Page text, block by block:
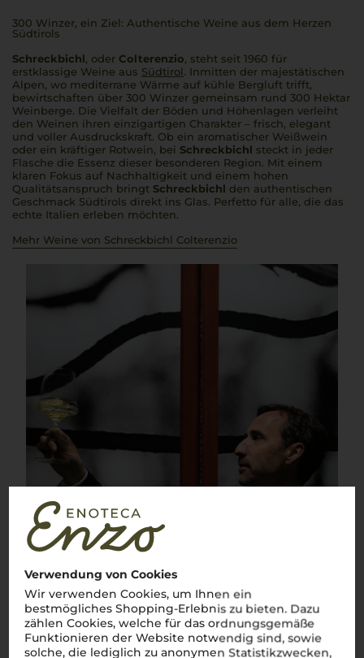
Verwendung von Cookies
Wir verwenden Cookies, um Ihnen ein
bestmögliches Shopping-Erlebnis zu bieten. Dazu
zählen Cookies, welche für das ordnungsgemäße
Funktionieren der Website notwendig sind, sowie
solche, die lediglich zu anonymen Statistikzwecken,
300 Winzer, ein Ziel: Authentische Weine aus dem Herzen
Südtirols
Schreckbichl, oder Colterenzio, steht seit 1960 für
erstklassige Weine aus Südtirol. Inmitten der majestätischen
Alpen, wo mediterrane Wärme auf kühle Bergluft trifft,
bewirtschaften über 300 Winzer gemeinsam rund 300 Hektar
Weinberge. Die Vielfalt der Böden und Höhenlagen verleiht
den Weinen ihren einzigartigen Charakter – frisch, elegant
und voller Ausdruckskraft. Ob ein aromatischer Weißwein
oder ein kräftiger Rotwein, bei Schreckbichl steckt in jeder
Flasche die Essenz dieser besonderen Region. Mit einem
klaren Fokus auf Nachhaltigkeit und einem hohen
Qualitätsanspruch bringt Schreckbichl den authentischen
Geschmack Südtirols direkt ins Glas. Perfetto für alle, die das
echte Italien erleben möchten.
Mehr Weine von Schreckbichl Colterenzio